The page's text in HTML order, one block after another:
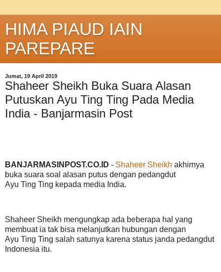
HIMA PIAUD IAIN
PAREPARE
Jumat, 19 April 2019
Shaheer Sheikh Buka Suara Alasan
Putuskan Ayu Ting Ting Pada Media
India - Banjarmasin Post
BANJARMASINPOST.CO.ID - Shaheer Sheikh akhirnya
buka suara soal alasan putus dengan pedangdut
Ayu Ting Ting kepada media India.
Shaheer Sheikh mengungkap ada beberapa hal yang
membuat ia tak bisa melanjutkan hubungan dengan
Ayu Ting Ting salah satunya karena status janda pedangdut
Indonesia itu.